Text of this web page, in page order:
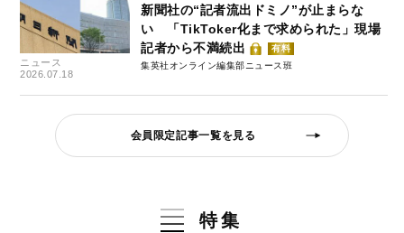
ニュース
2026.07.18
新聞社の“記者流出ドミノ”が止まらな
い 「TikToker化まで求められた」現場
記者から不満続出
有料
集英社オンライン編集部ニュース班
会員限定記事一覧を見る
特集